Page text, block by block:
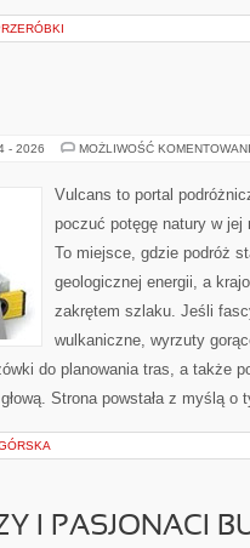
- 2026 MOŻLIWOŚĆ
Vulcans to portal
poczuć potęgę natury w jej
To miejsce, gdzie podróż
geologicznej energii, a
zakrętem szlaku. Jeśli
wulkaniczne, wyrzuty
do planowania tras, a także
Strona powstała z myślą
I PASJONACI